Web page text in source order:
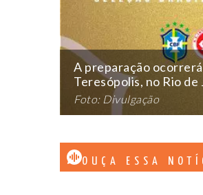
A preparação
Teresópolis, no Rio de
Foto: Divulgação
OUÇA ESSA